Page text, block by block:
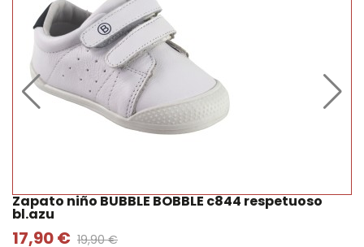
Zapato niño BUBBLE BOBBLE c844 respetuoso
bl.azu
17,90 € 19,90 €